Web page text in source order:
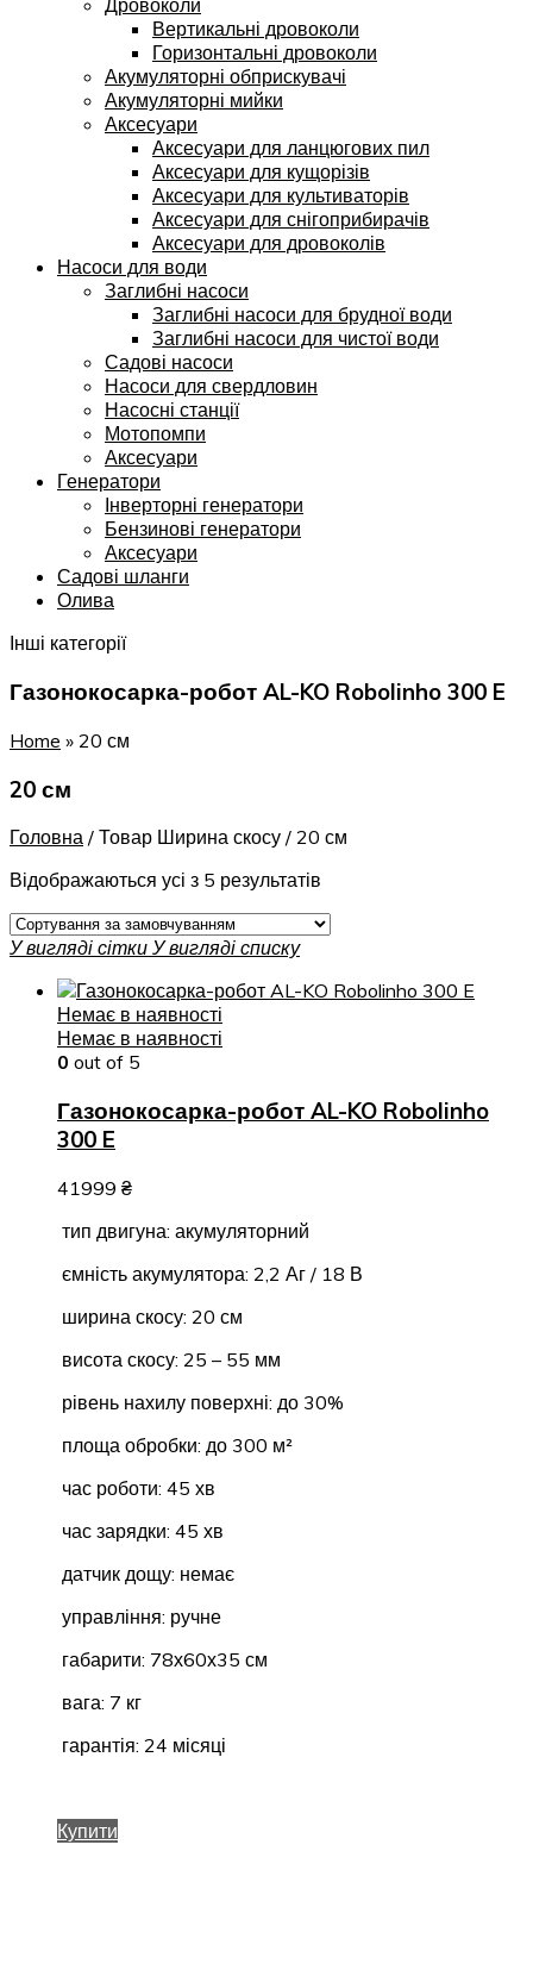
Дровоколи
Вертикальні дровоколи
Горизонтальні дровоколи
Акумуляторні обприскувачі
Акумуляторні мийки
Аксесуари
Аксесуари для ланцюгових пил
Аксесуари для кущорізів
Аксесуари для культиваторів
Аксесуари для снігоприбирачів
Аксесуари для дровоколів
Насоси для води
Заглибні насоси
Заглибні насоси для брудної води
Заглибні насоси для чистої води
Садові насоси
Насоси для свердловин
Насосні станції
Мотопомпи
Аксесуари
Генератори
Інверторні генератори
Бензинові генератори
Аксесуари
Садові шланги
Олива
Інші категорії
Газонокосарка-робот AL-KO Robolinho 300 E
Home » 20 см
20 см
Головна / Товар Ширина скосу / 20 см
Відображаються усі з 5 результатів
У вигляді сітки У вигляді списку
Немає в наявності
Немає в наявності
0 out of 5
Газонокосарка-робот AL-KO Robolinho
300 E
41999 ₴
тип двигуна: акумуляторний
ємність акумулятора: 2,2 Аг / 18 В
ширина скосу: 20 см
висота скосу: 25 – 55 мм
рівень нахилу поверхні: до 30%
площа обробки: до 300 м²
час роботи: 45 хв
час зарядки: 45 хв
датчик дощу: немає
управління: ручне
габарити: 78х60х35 см
вага: 7 кг
гарантія: 24 місяці
Купити